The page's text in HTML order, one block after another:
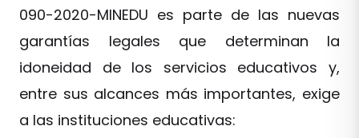
090-2020-MINEDU es parte de las nuevas
garantías legales que determinan la
idoneidad de los servicios educativos y,
entre sus alcances más importantes, exige
a las instituciones educativas: